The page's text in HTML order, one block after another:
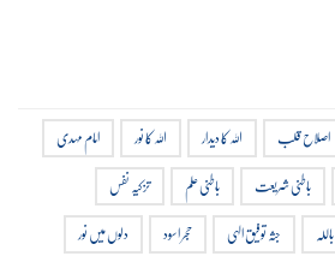
اصلاح قلب اللہ کا دیدار اللہ کا نور
امام مہدی
باطنی شریعت باطنی علم
تزکیہ نفس
جثہ توفیق الہی حجر اسود
دلوں میں نور